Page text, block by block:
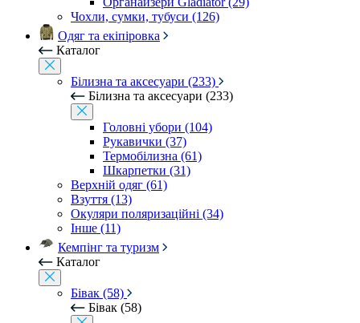
Чохли, сумки, тубуси (126)
Одяг та екіпіровка
Каталог
Білизна та аксесуари (233)
Білизна та аксесуари (233)
Головні убори (104)
Рукавички (37)
Термобілизна (61)
Шкарпетки (31)
Верхній одяг (61)
Взуття (13)
Окуляри поляризаційні (34)
Інше (11)
Кемпінг та туризм
Каталог
Бівак (58)
Бівак (58)